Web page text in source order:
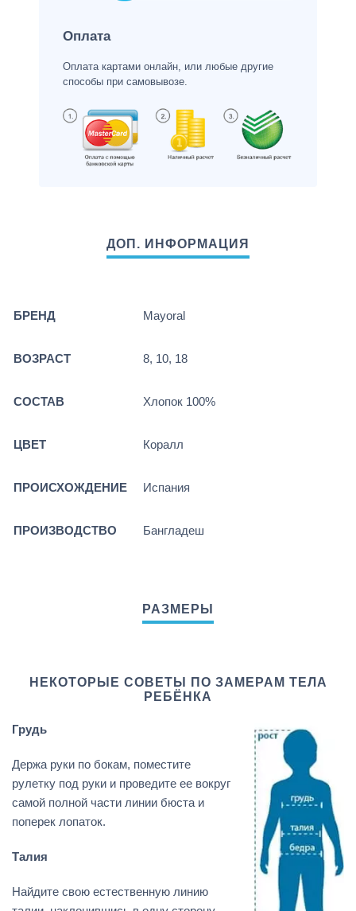
Оплата
Оплата картами онлайн, или любые другие
способы при самовывозе.
БРЕНД Mayoral
ВОЗРАСТ 8, 10, 18
СОСТАВ Хлопок 100%
ЦВЕТ Коралл
ПРОИСХОЖДЕНИЕ Испания
ПРОИЗВОДСТВО Бангладеш
НЕКОТОРЫЕ СОВЕТЫ ПО ЗАМЕРАМ ТЕЛА
РЕБЁНКА
Грудь
Держа руки по бокам, поместите
рулетку под руки и проведите ее вокруг
самой полной части линии бюста и
поперек лопаток.
Талия
Найдите свою естественную линию